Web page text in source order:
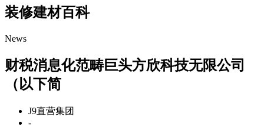
装修建材百科
News
财税消息化范畴巨头方欣科技无限公司
（以下简
J9直营集团
-